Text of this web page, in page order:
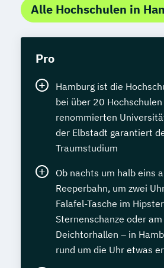
Alle Hochschulen in
Pro
Hamburg ist die
bei über 20
renommierten
der Elbstadt garantiert
Traumstudium
Ob nachts um halb eins
Reeperbahn, um zwei
Falafel-Tasche im
Sternenschanze oder
Deichtorhallen – in
rund um die Uhr etwas